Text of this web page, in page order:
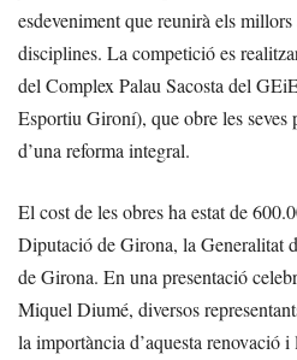
esdeveniment que reunirà els
disciplines. La competició es
del Complex Palau Sacosta del
Esportiu Gironí), que obre les seves
d’una reforma integral.
El cost de les obres ha estat de
Diputació de Girona, la Generalitat
de Girona. En una presentació
Miquel Diumé, diversos
la importància d’aquesta renovació